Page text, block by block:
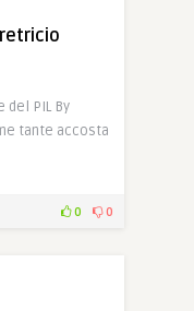
del PIL By
tante accosta
0 0